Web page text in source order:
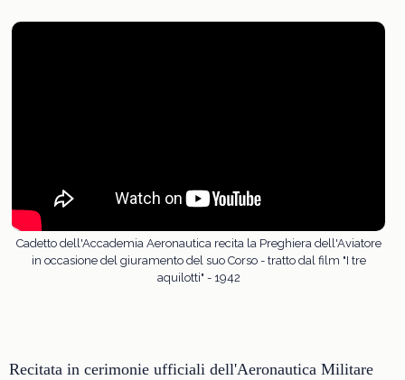
Cadetto dell'Accademia Aeronautica recita la Preghiera dell'Aviatore
in occasione del giuramento del suo Corso - tratto dal film "I tre
aquilotti" - 1942
Recitata in cerimonie ufficiali dell'Aeronautica Militare